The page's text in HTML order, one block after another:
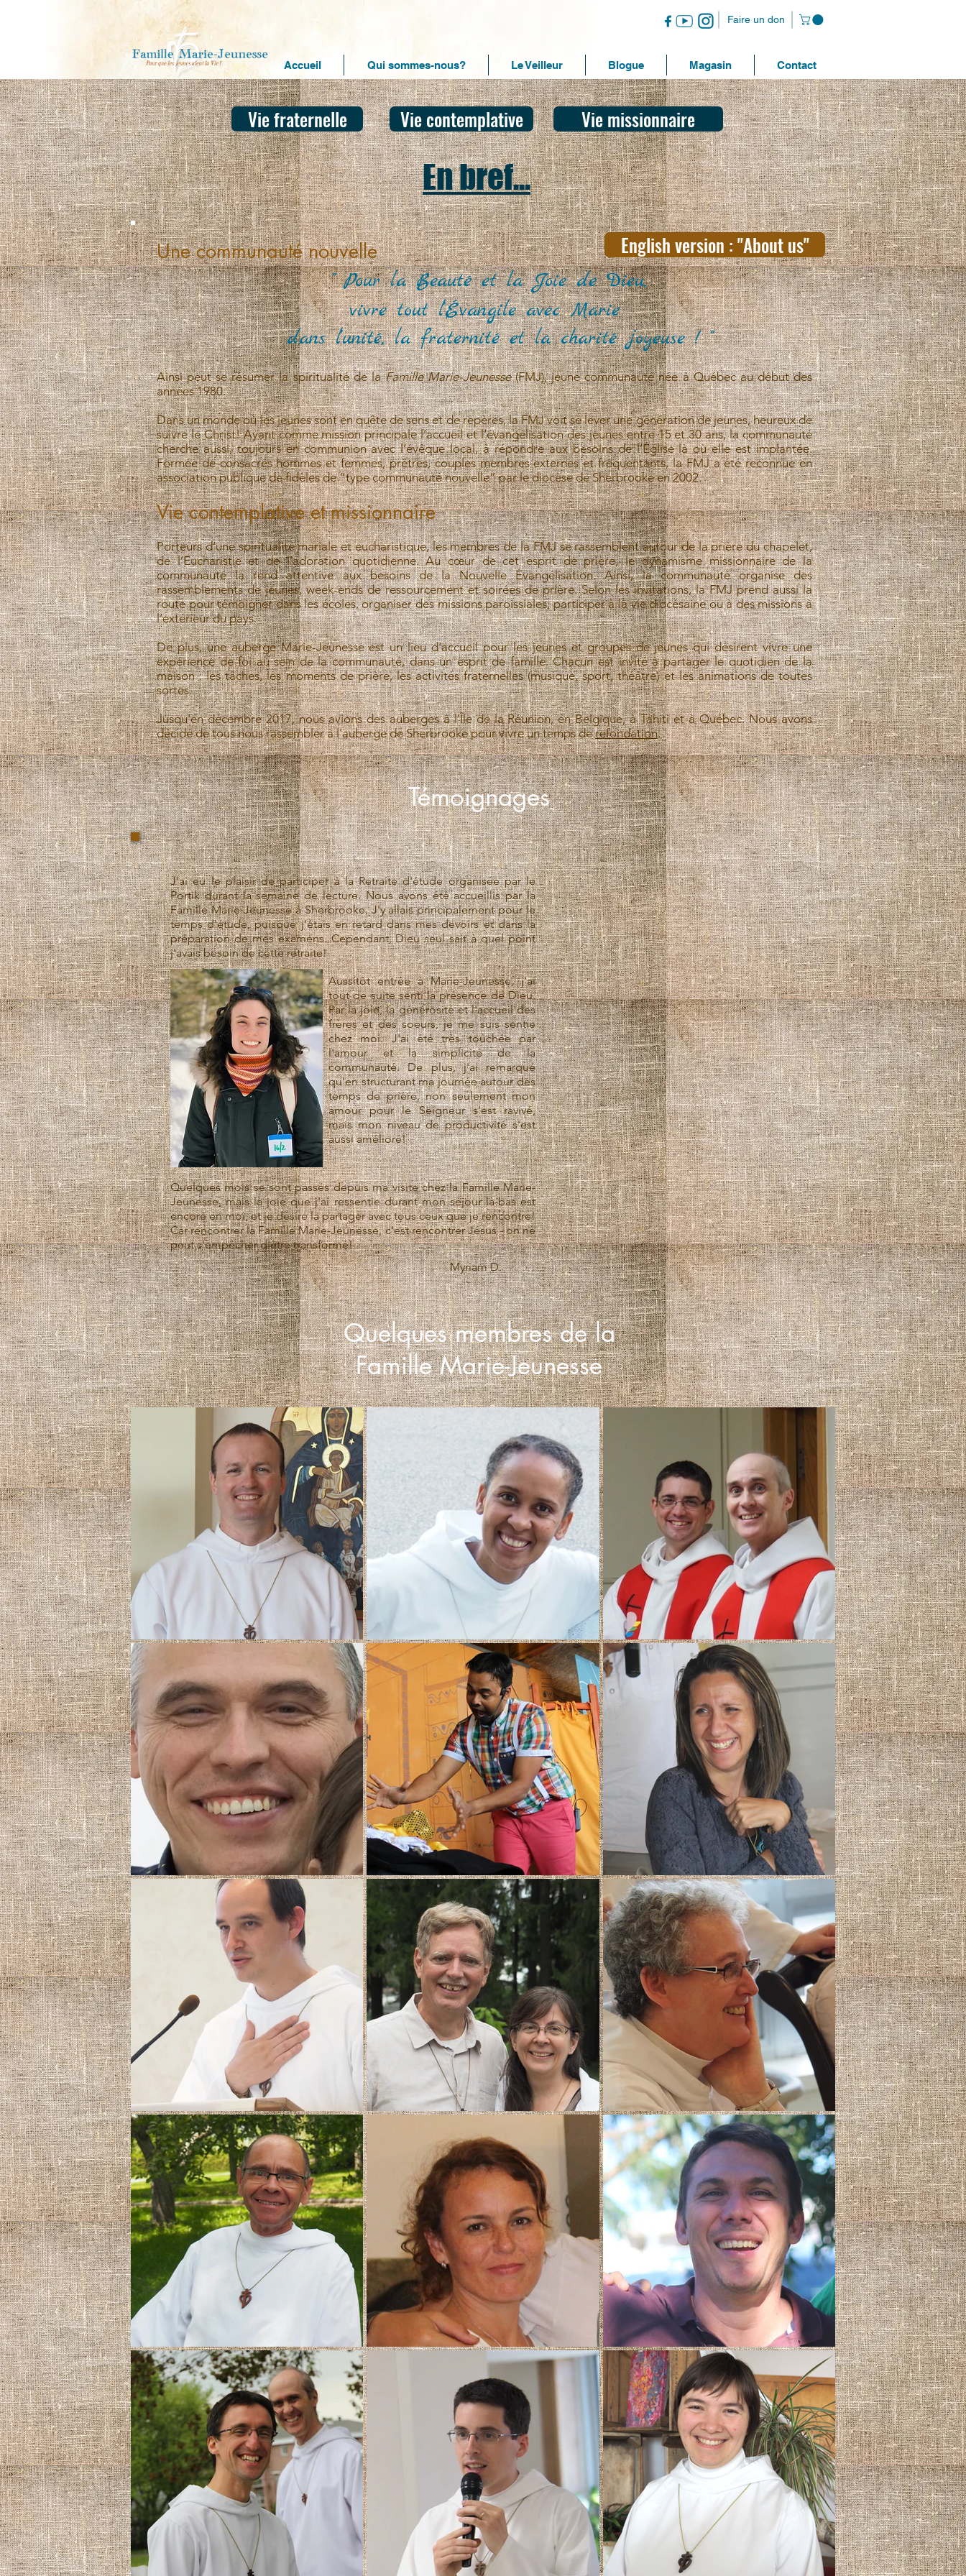
Faire un don
Accueil Qui sommes-nous? Le Veilleur Blogue Magasin Contact
Vie fraternelle Vie contemplative Vie missionnaire
En bref...
Une communauté nouvelle
" Pour la Beauté et la Joie de Dieu,
vivre tout l’Évangile avec Marie
dans l’unité, la fraternité et la charité joyeuse ! "
Ainsi peut se résumer la spiritualité de laFamille Marie-Jeunesse(FMJ), jeune communauté née à Québec au début des
années 1980.
Dans un monde où les jeunes sont en quête de sens et de repères, la FMJ voit se lever une génération de jeunes, heureux de
suivre le Christ! Ayant comme mission principale l’accueil et l’évangélisation des jeunes entre 15 et 30 ans, la communauté
cherche aussi, toujours en communion avec l’évêque local, à répondre aux besoins de l’Église là où elle est implantée.
Formée de consacrés hommes et femmes, prêtres, couples membres externes et fréquentants, la FMJ a été reconnue en
association publique de fidèles de “type communauté nouvelle” par le diocèse de Sherbrooke en 2002.
Vie contemplative et missionnaire
Porteurs d’une spiritualité mariale et eucharistique, les membres de la FMJ se rassemblent autour de la prière du chapelet,
de l’Eucharistie et de l’adoration quotidienne. Au cœur de cet esprit de prière, le dynamisme missionnaire de la
communauté la rend attentive aux besoins de la Nouvelle Évangélisation. Ainsi, la communauté organise des
rassemblements de jeunes, week-ends de ressourcement et soirées de prière. Selon les invitations, la FMJ prend aussi la
route pour témoigner dans les écoles, organiser des missions paroissiales, participer à la vie diocésaine ou à des missions à
l’extérieur du pays.
De plus, une auberge Marie-Jeunesse est un lieu d'accueil pour les jeunes et groupes de jeunes qui désirent vivre une
expérience de foi au sein de la communauté, dans un esprit de famille. Chacun est invité à partager le quotidien de la
maison : les tâches, les moments de prière, les activités fraternelles (musique, sport, théâtre) et les animations de toutes
sortes.
Jusqu'en décembre 2017, nous avions des auberges à l'Île de la Réunion, en Belgique, à Tahiti et à Québec. Nous avons
décidé de tous nous rassembler à l'auberge de Sherbrooke pour vivre un temps derefondation.
English version : "About us"
Témoignages
J'ai eu le plaisir de participer à la Retraite d'étude organisée par le
Portik durant la semaine de lecture. Nous avons été accueillis par la
Famille Marie-Jeunesse à Sherbrooke. J'y allais principalement pour le
temps d'étude, puisque j'étais en retard dans mes devoirs et dans la
préparation de mes examens. Cependant, Dieu seul sait à quel point
j'avais besoin de cette retraite!
Aussitôt entrée à Marie-Jeunesse, j'ai
tout de suite senti la présence de Dieu.
Par la joie, la générosité et l'accueil des
frères et des soeurs, je me suis sentie
chez moi. J'ai été très touchée par
l'amour et la simplicité de la
communauté. De plus, j'ai remarqué
qu'en structurant ma journée autour des
temps de prière, non seulement mon
amour pour le Seigneur s'est ravivé,
mais mon niveau de productivité s'est
aussi amélioré!
Quelques mois se sont passés depuis ma visite chez la Famille Marie-
Jeunesse, mais la joie que j'ai ressentie durant mon séjour là-bas est
encore en moi, et je désire la partager avec tous ceux que je rencontre!
Car rencontrer la Famille Marie-Jeunesse, c'est rencontrer Jésus - on ne
peut s'empêcher d'être transformé!
Myriam D.
Quelques membres de la
Famille Marie-Jeunesse